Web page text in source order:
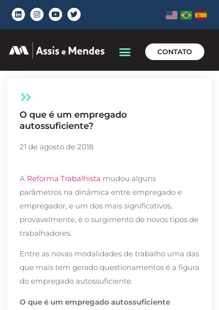
CONTATO
O que é um empregado
autossuficiente?
21 de agosto de 2018
A Reforma Trabalhista mudou alguns
parâmetros na dinâmica entre empregado e
empregador, e um dos mais significativos,
provavelmente, é o surgimento de novos tipos de
trabalhadores.
Entre as novas modalidades de trabalho uma das
que mais tem gerado questionamentos é a figura
do empregado autossuficiente.
O que é um empregado autossuficiente